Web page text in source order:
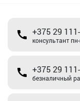
+375 29
консультант
+375 29
безналичный